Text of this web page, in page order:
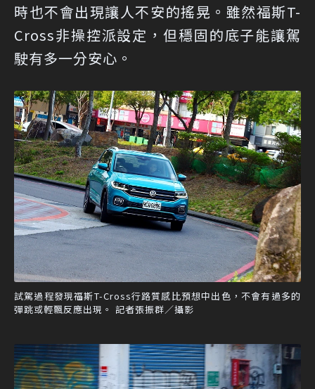
時也不會出現讓人不安的搖晃。雖然福斯T-
Cross非操控派設定，但穩固的底子能讓駕
駛有多一分安心。
試駕過程發現福斯T-Cross行路質感比預想中出色，不會有過多的
彈跳或輕飄反應出現。 記者張振群／攝影